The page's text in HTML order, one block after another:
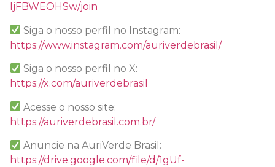
ljFBWEOHSw/join
Siga o nosso perfil no Instagram:
https://www.instagram.com/auriverdebrasil/
Siga o nosso perfil no X:
https://x.com/auriverdebrasil
Acesse o nosso site:
https://auriverdebrasil.com.br/
Anuncie na AuriVerde Brasil:
https://drive.google.com/file/d/1gUf-